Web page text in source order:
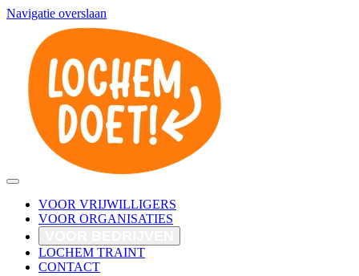
Navigatie overslaan
VOOR VRIJWILLIGERS
VOOR ORGANISATIES
LOCHEM TRAINT
CONTACT